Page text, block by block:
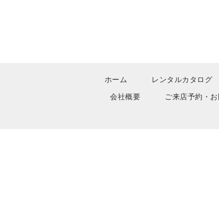
ホーム
レンタルカタログ
会社概要
ご来店予約・